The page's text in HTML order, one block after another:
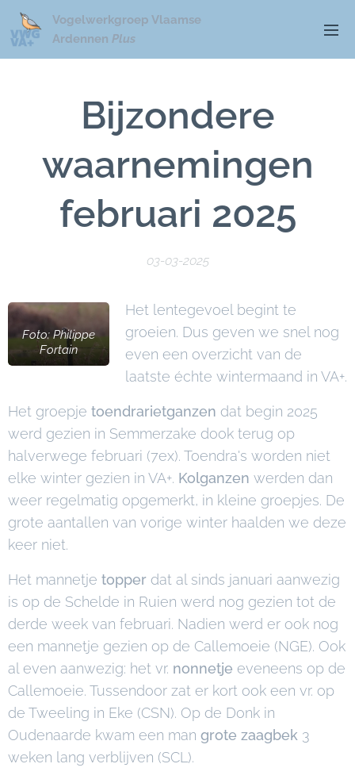
Vogelwerkgroep Vlaamse
Ardennen Plus
Bijzondere
waarnemingen
februari 2025
03-03-2025
Foto: Philippe
Fortain
Het lentegevoel begint te
groeien. Dus geven we snel nog
even een overzicht van de
laatste échte wintermaand in VA+.
Het groepje toendrarietganzen dat begin 2025
werd gezien in Semmerzake dook terug op
halverwege februari (7ex). Toendra's worden niet
elke winter gezien in VA+. Kolganzen werden dan
weer regelmatig opgemerkt, in kleine groepjes. De
grote aantallen van vorige winter haalden we deze
keer niet.
Het mannetje topper dat al sinds januari aanwezig
is op de Schelde in Ruien werd nog gezien tot de
derde week van februari. Nadien werd er ook nog
een mannetje gezien op de Callemoeie (NGE). Ook
al even aanwezig: het vr. nonnetje eveneens op de
Callemoeie. Tussendoor zat er kort ook een vr. op
de Tweeling in Eke (CSN). Op de Donk in
Oudenaarde kwam een man grote zaagbek 3
weken lang verblijven (SCL).